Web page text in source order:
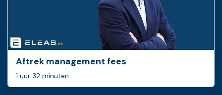
Aftrek management fees
1 uur 32 minuten